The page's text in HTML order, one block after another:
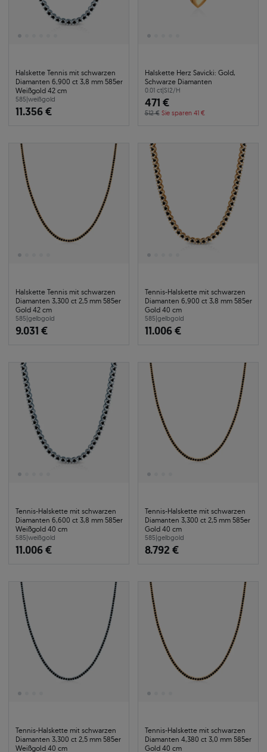
Halskette Tennis mit schwarzen
Diamanten 6,900 ct 3,8 mm 585er
Weißgold 42 cm
585|weißgold
11.356 €
Halskette Herz Savicki: Gold,
Schwarze Diamanten
0.01 ct|SI2/H
471 €
512 € Sie sparen 41 €
Halskette Tennis mit schwarzen
Diamanten 3,300 ct 2,5 mm 585er
Gold 42 cm
585|gelbgold
9.031 €
Tennis-Halskette mit schwarzen
Diamanten 6,900 ct 3,8 mm 585er
Gold 40 cm
585|gelbgold
11.006 €
Tennis-Halskette mit schwarzen
Diamanten 6,600 ct 3,8 mm 585er
Weißgold 40 cm
585|weißgold
11.006 €
Tennis-Halskette mit schwarzen
Diamanten 3,300 ct 2,5 mm 585er
Gold 40 cm
585|gelbgold
8.792 €
Tennis-Halskette mit schwarzen
Diamanten 3,300 ct 2,5 mm 585er
Weißgold 40 cm
Tennis-Halskette mit schwarzen
Diamanten 4,380 ct 3,0 mm 585er
Gold 40 cm